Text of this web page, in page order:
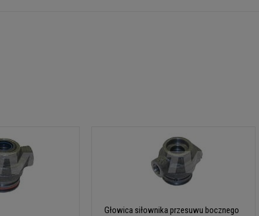
Głowica siłownika przesuwu bocznego